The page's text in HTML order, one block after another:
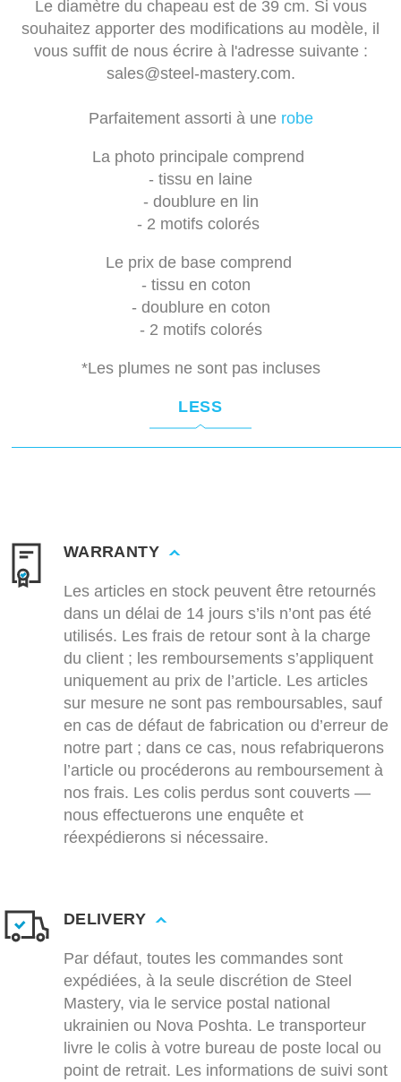
Le diamètre du chapeau est de 39 cm. Si vous
souhaitez apporter des modifications au modèle, il
vous suffit de nous écrire à l'adresse suivante :
sales@steel-mastery.com.
Parfaitement assorti à une robe
La photo principale comprend
- tissu en laine
- doublure en lin
- 2 motifs colorés
Le prix de base comprend
- tissu en coton
- doublure en coton
- 2 motifs colorés
*Les plumes ne sont pas incluses
LESS
WARRANTY
Les articles en stock peuvent être retournés
dans un délai de 14 jours s’ils n’ont pas été
utilisés. Les frais de retour sont à la charge
du client ; les remboursements s’appliquent
uniquement au prix de l’article. Les articles
sur mesure ne sont pas remboursables, sauf
en cas de défaut de fabrication ou d’erreur de
notre part ; dans ce cas, nous refabriquerons
l’article ou procéderons au remboursement à
nos frais. Les colis perdus sont couverts —
nous effectuerons une enquête et
réexpédierons si nécessaire.
DELIVERY
Par défaut, toutes les commandes sont
expédiées, à la seule discrétion de Steel
Mastery, via le service postal national
ukrainien ou Nova Poshta. Le transporteur
livre le colis à votre bureau de poste local ou
point de retrait. Les informations de suivi sont